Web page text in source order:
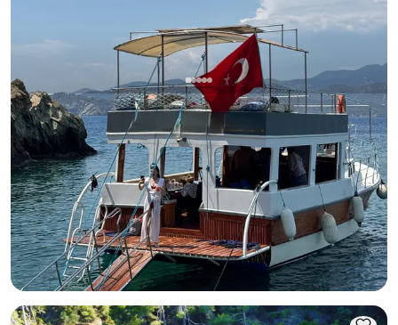
Фетхие, Muğla Новая лодка
Идеально для мальчишников, дней рождения и морских
прогулок
С капитаном
Лодка
Круиз 12 чел. · 12.00m
Минимальная
11.200 TL
Узнать цену и наличие